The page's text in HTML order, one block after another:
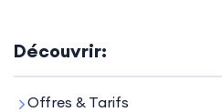
Découvrir:
Offres & Tarifs